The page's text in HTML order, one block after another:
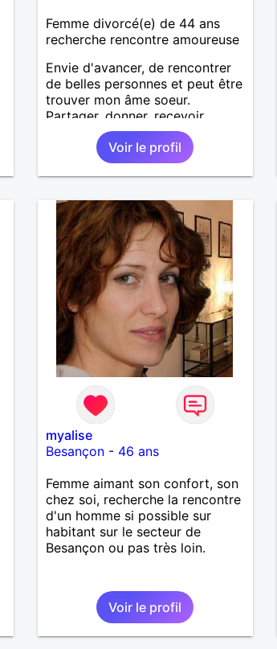
Femme divorcé(e) de 44 ans
recherche rencontre amoureuse
Envie d'avancer, de rencontrer
de belles personnes et peut être
trouver mon âme soeur.
Partager, donner, recevoir.
Apprendre à se connaître et voir
ce que l'avenir nous réserve !
Voir le profil
myalise
Besançon- 46 ans
Femme aimant son confort, son
chez soi, recherche la rencontre
d'un homme si possible sur
habitant sur le secteur de
Besançon ou pas très loin.
Voir le profil